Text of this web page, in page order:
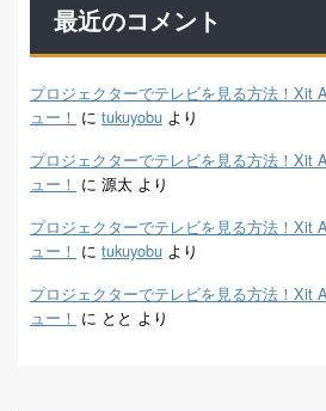
最近のコメント
プロジェクターでテレビを見る方法！Xit
ュー！ に tukuyobu より
プロジェクターでテレビを見る方法！Xit
ュー！ に 源太 より
プロジェクターでテレビを見る方法！Xit
ュー！ に tukuyobu より
プロジェクターでテレビを見る方法！Xit
ュー！ に とと より